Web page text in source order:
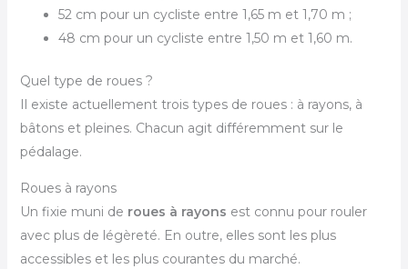
52 cm pour un cycliste entre 1,65 m et 1,70 m ;
48 cm pour un cycliste entre 1,50 m et 1,60 m.
Quel type de roues ?
Il existe actuellement trois types de roues : à rayons, à
bâtons et pleines. Chacun agit différemment sur le
pédalage.
Roues à rayons
Un fixie muni de roues à rayons est connu pour rouler
avec plus de légèreté. En outre, elles sont les plus
accessibles et les plus courantes du marché.